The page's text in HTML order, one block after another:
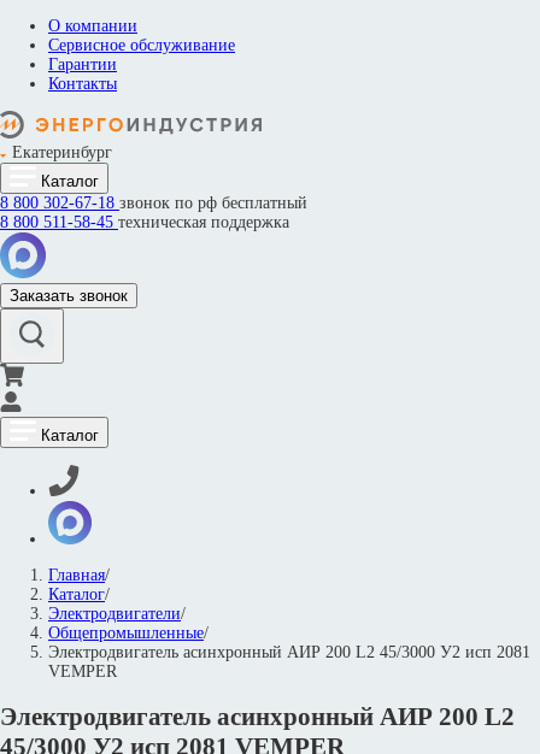
О компании
Сервисное обслуживание
Гарантии
Контакты
Екатеринбург
Каталог
8 800 302-67-18 звонок по рф бесплатный
8 800 511-58-45 техническая поддержка
Заказать звонок
Каталог
Главная/
Каталог/
Электродвигатели/
Общепромышленные/
Электродвигатель асинхронный АИР 200 L2 45/3000 У2 исп 2081
VEMPER
Электродвигатель асинхронный АИР 200 L2
45/3000 У2 исп 2081 VEMPER